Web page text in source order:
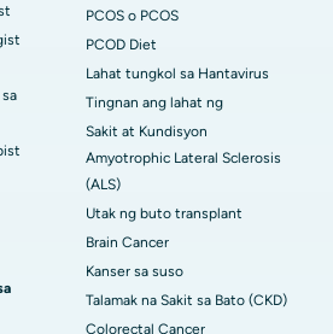
PCOS o PCOS
PCOD Diet
Lahat tungkol sa Hantavirus
Tingnan ang lahat ng
Sakit at Kundisyon
Amyotrophic Lateral Sclerosis
(ALS)
Utak ng buto transplant
Brain Cancer
Kanser sa suso
Talamak na Sakit sa Bato (CKD)
Colorectal Cancer